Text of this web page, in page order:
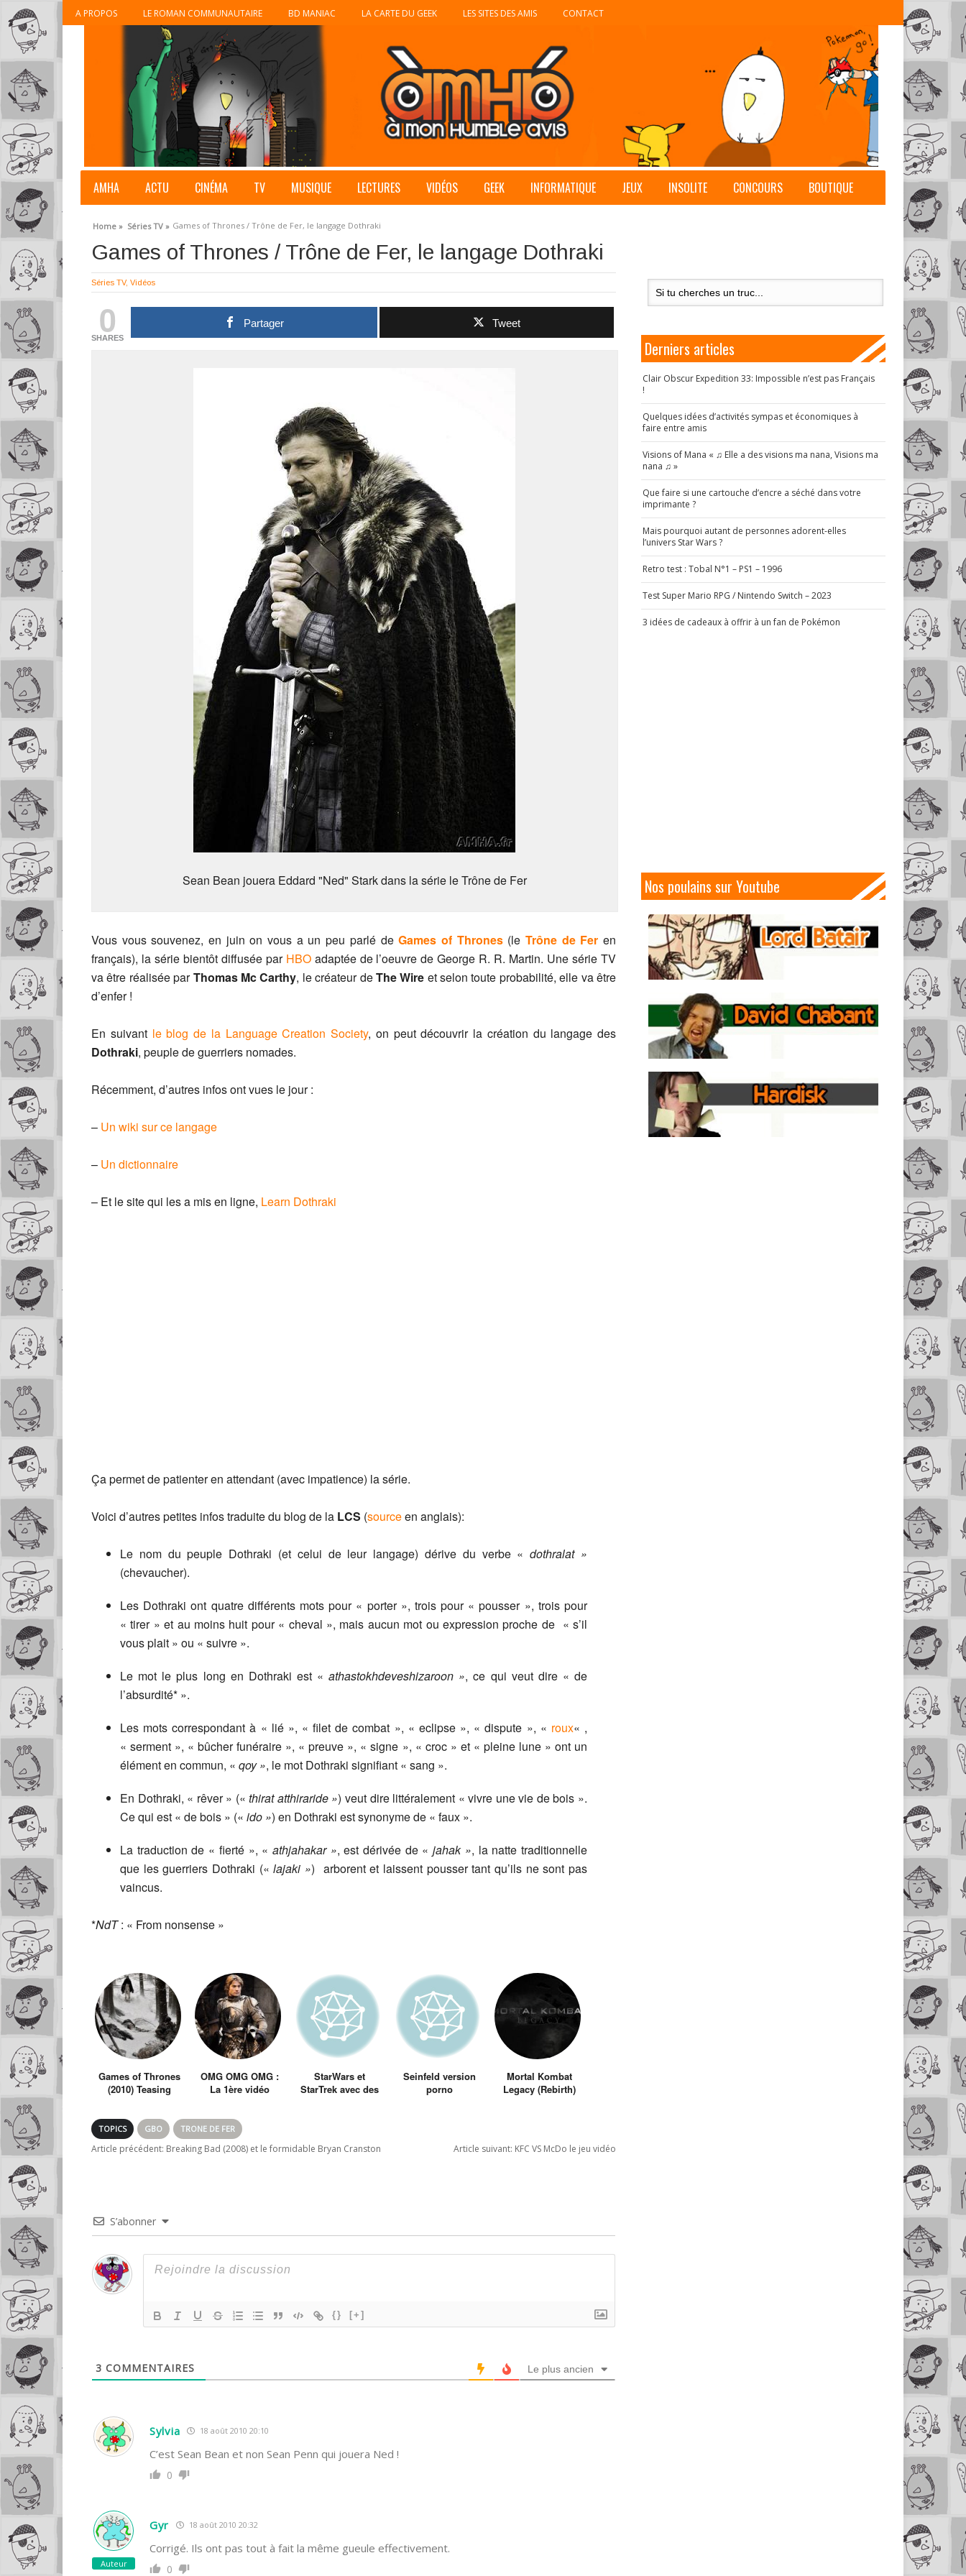
A PROPOS LE ROMAN COMMUNAUTAIRE BD MANIAC LA CARTE DU GEEK LES SITES DES AMIS CONTACT
AMHA ACTU CINÉMA TV MUSIQUE LECTURES VIDÉOS GEEK INFORMATIQUE JEUX INSOLITE CONCOURS BOUTIQUE
Home » Séries TV » Games of Thrones / Trône de Fer, le langage Dothraki
Games of Thrones / Trône de Fer, le langage Dothraki
Séries TV, Vidéos
0
SHARES
Partager Tweet
Sean Bean jouera Eddard "Ned" Stark dans la série le Trône de Fer
Vous vous souvenez, en juin on vous a un peu parlé deGames of Thrones(le Trône de Fer en
français), la série bientôt diffusée par HBOadaptée de l’oeuvre de George R. R. Martin. Une série TV
va être réalisée parThomas Mc Carthy, le créateur deThe Wire et selon toute probabilité, elle va être
d’enfer !
En suivantle blog de la Language Creation Society, on peut découvrir la création du langage des
Dothraki, peuple de guerriers nomades.
Récemment, d’autres infos ont vues le jour :
– Un wiki sur ce langage
– Un dictionnaire
– Et le site qui les a mis en ligne, Learn Dothraki
Ça permet de patienter en attendant (avec impatience) la série.
Voici d’autres petites infos traduite du blog de la LCS (sourceen anglais):
Le nom du peuple Dothraki (et celui de leur langage) dérive du verbe «dothralat »
(chevaucher).
Les Dothraki ont quatre différents mots pour « porter », trois pour « pousser », trois pour
« tirer » et au moins huit pour « cheval », mais aucun mot ou expression proche de « s’il
vous plait » ou « suivre ».
Le mot le plus long en Dothraki est «athastokhdeveshizaroon », ce qui veut dire « de
l’absurdité* ».
Les mots correspondant à « lié », « filet de combat », « eclipse », « dispute », « roux« ,
« serment », « bûcher funéraire », « preuve », « signe », « croc » et « pleine lune » ont un
élément en commun, « qoy », le mot Dothraki signifiant « sang ».
En Dothraki, « rêver » («thirat atthiraride ») veut dire littéralement « vivre une vie de bois ».
Ce qui est « de bois » (« ido ») en Dothraki est synonyme de « faux ».
La traduction de « fierté », « athjahakar », est dérivée de «jahak », la natte traditionnelle
que les guerriers Dothraki («lajaki ») arborent et laissent pousser tant qu’ils ne sont pas
vaincus.
*NdT: « From nonsense »
Games of Thrones
(2010) Teasing
OMG OMG OMG :
La 1ère vidéo
Le Trône de Fer
StarWars et
StarTrek avec des
Seinfeld version
porno
Mortal Kombat
Legacy (Rebirth)
TOPICS GBO TRONE DE FER
Article précédent: Breaking Bad (2008) et le formidable Bryan Cranston Article suivant: KFC VS McDo le jeu vidéo
S’abonner
{} [+]
3 COMMENTAIRES Le plus ancien
Sylvia 18 août 2010 20:10
C’est Sean Bean et non Sean Penn qui jouera Ned !
0
Auteur
Gyr 18 août 2010 20:32
Corrigé. Ils ont pas tout à fait la même gueule effectivement.
0
Derniers articles
Clair Obscur Expedition 33: Impossible n’est pas Français
!
Quelques idées d’activités sympas et économiques à
faire entre amis
Visions of Mana « ♫ Elle a des visions ma nana, Visions ma
nana ♫ »
Que faire si une cartouche d’encre a séché dans votre
imprimante ?
Mais pourquoi autant de personnes adorent-elles
l’univers Star Wars ?
Retro test : Tobal N°1 – PS1 – 1996
Test Super Mario RPG / Nintendo Switch – 2023
3 idées de cadeaux à offrir à un fan de Pokémon
Nos poulains sur Youtube